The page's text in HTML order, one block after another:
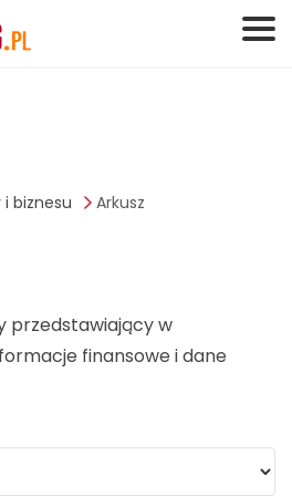
i biznesu Arkusz
przedstawiający w
finansowe i dane